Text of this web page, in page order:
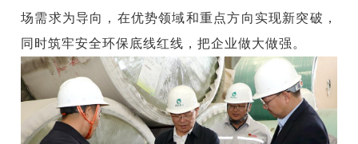
场需求为导向，在优势领域和重点方向实现新突破，
同时筑牢安全环保底线红线，把企业做大做强。